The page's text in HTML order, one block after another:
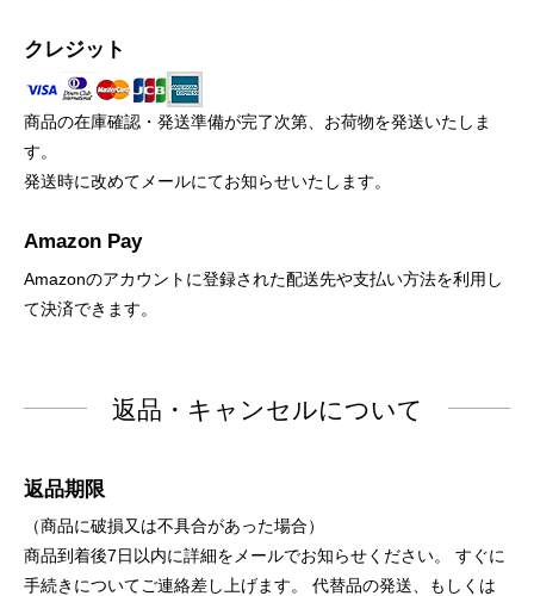
クレジット
商品の在庫確認・発送準備が完了次第、お荷物を発送いたしま
す。
発送時に改めてメールにてお知らせいたします。
Amazon Pay
Amazonのアカウントに登録された配送先や支払い方法を利用し
て決済できます。
返品・キャンセルについて
返品期限
（商品に破損又は不具合があった場合）
商品到着後7日以内に詳細をメールでお知らせください。 すぐに
手続きについてご連絡差し上げます。 代替品の発送、もしくは